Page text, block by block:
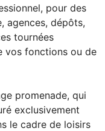
pour des
agences, dépôts,
tournées
vos fonctions ou de
promenade, qui
exclusivement
le cadre de loisirs